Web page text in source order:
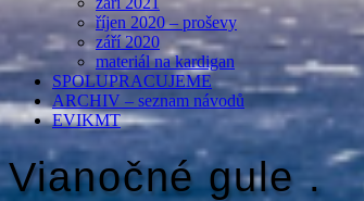
říjen 2020 – proševy
září 2020
materiál na kardigan
SPOLUPRACUJEME
ARCHIV – seznam návodů
EVIKMT
Vianočné gule .